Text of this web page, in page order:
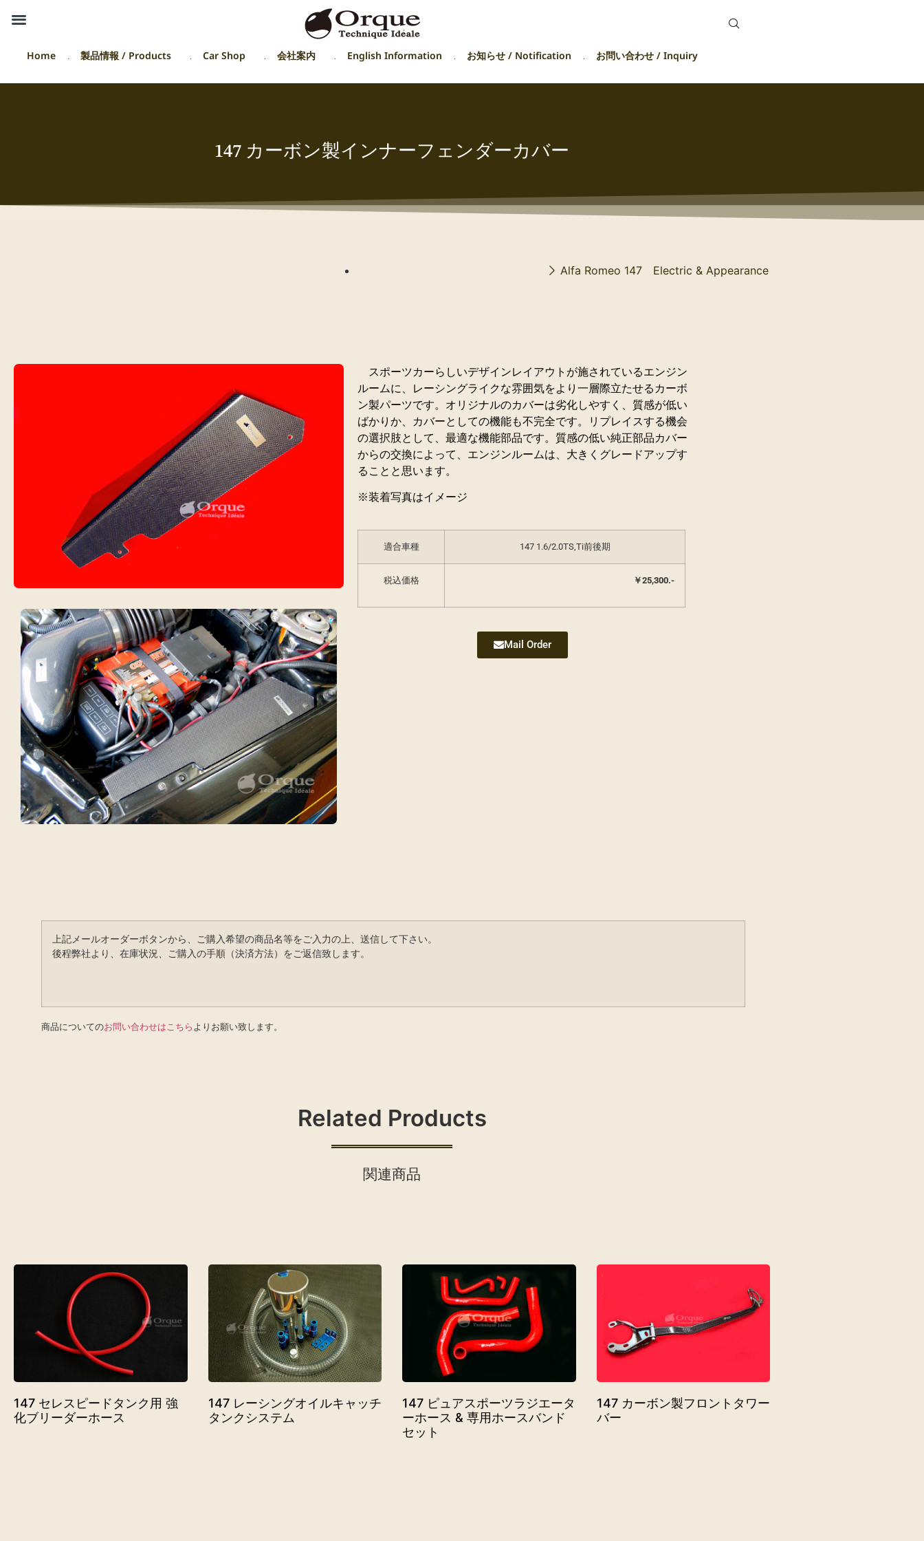
Home 製品情報 / Products Car Shop 会社案内 English Information お知らせ / Notification お問い合わせ / Inquiry
147 カーボン製インナーフェンダーカバー
Alfa Romeo 147 Electric & Appearance
スポーツカーらしいデザインレイアウトが施されているエンジン
ルームに、レーシングライクな雰囲気をより一層際立たせるカーボ
ン製パーツです。オリジナルのカバーは劣化しやすく、質感が低い
ばかりか、カバーとしての機能も不完全です。リプレイスする機会
の選択肢として、最適な機能部品です。質感の低い純正部品カバー
からの交換によって、エンジンルームは、大きくグレードアップす
ることと思います。
※装着写真はイメージ
適合車種 147 1.6/2.0TS,Ti前後期
税込価格 ￥25,300.-
Mail Order
上記メールオーダーボタンから、ご購入希望の商品名等をご入力の上、送信して下さい。
後程弊社より、在庫状況、ご購入の手順（決済方法）をご返信致します。
商品についてのお問い合わせはこちら よりお願い致します。
Related Products
関連商品
147 セレスピードタンク用 強
化ブリーダーホース
147 レーシングオイルキャッチ
タンクシステム
147 ピュアスポーツラジエータ
ーホース & 専用ホースバンド
セット
147 カーボン製フロントタワー
バー